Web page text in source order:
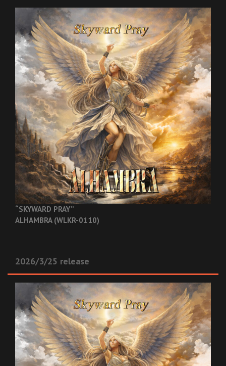
“SKYWARD PRAY”
ALHAMBRA (WLKR-0110)
2026/3/25 release